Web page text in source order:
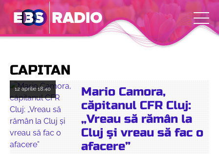
CAPITAN
12 aprilie18:40
Mario Camora,
căpitanul CFR Cluj:
„Vreau să rămân la
Cluj şi vreau să fac o
afacere”